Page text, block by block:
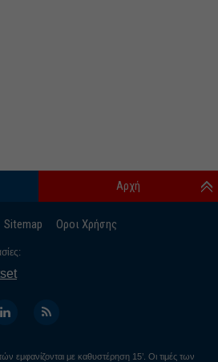
Sitemap Οροι Χρήσης
Αρχή
εμφανίζονται με καθυστέρηση 15’. Οι τιμές των